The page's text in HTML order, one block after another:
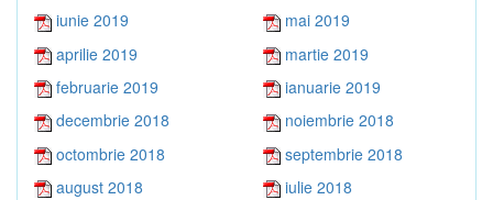
iunie 2019
mai 2019
aprilie 2019
martie 2019
februarie 2019
ianuarie 2019
decembrie 2018
noiembrie 2018
octombrie 2018
septembrie 2018
august 2018
iulie 2018